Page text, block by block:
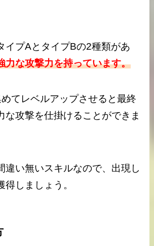
イプAとタイプBの2種類があ
力な攻撃力を持っています。
てレベルアップさせると最終
な攻撃を仕掛けることができま
違い無いスキルなので、出現し
得しましょう。